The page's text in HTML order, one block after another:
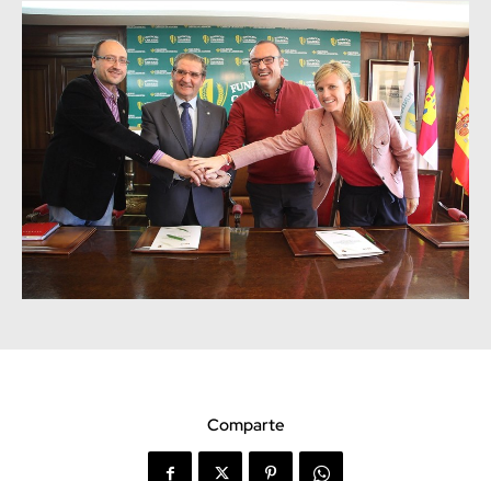
Comparte